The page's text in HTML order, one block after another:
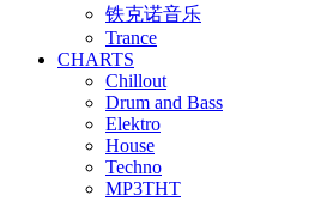
铁克诺音乐
Trance
CHARTS
Chillout
Drum and Bass
Elektro
House
Techno
MP3THT